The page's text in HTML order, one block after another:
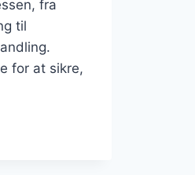
fra
til
for at sikre,